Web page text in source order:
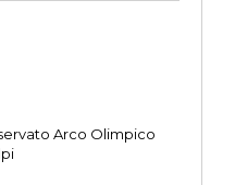
Arco Olimpico